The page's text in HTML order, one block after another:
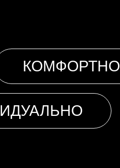
КОМФОРТНО